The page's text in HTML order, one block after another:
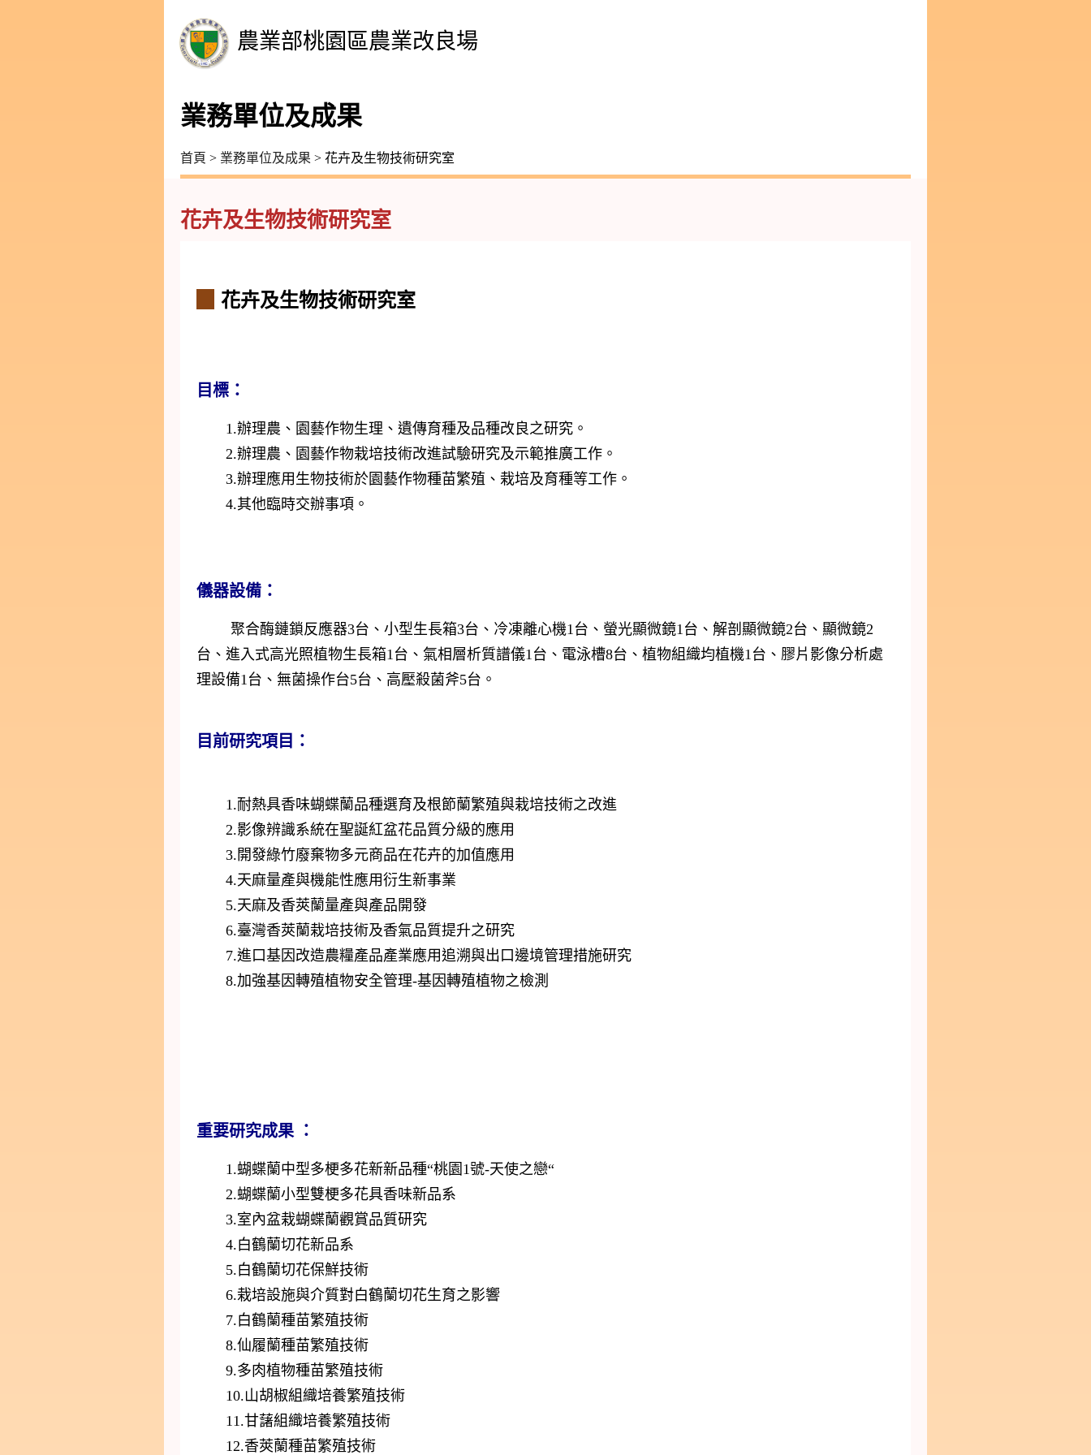
農業部桃園區農業改良場
業務單位及成果
首頁 > 業務單位及成果 > 花卉及生物技術研究室
花卉及生物技術研究室
花卉及生物技術研究室
目標：
1.辦理農、園藝作物生理、遺傳育種及品種改良之研究。
2.辦理農、園藝作物栽培技術改進試驗研究及示範推廣工作。
3.辦理應用生物技術於園藝作物種苗繁殖、栽培及育種等工作。
4.其他臨時交辦事項。
儀器設備：
聚合酶鏈鎖反應器3台、小型生長箱3台、冷凍離心機1台、螢光顯微鏡1台、解剖顯微鏡2台、顯微鏡2
台、進入式高光照植物生長箱1台、氣相層析質譜儀1台、電泳槽8台、植物組織均植機1台、膠片影像分析處
理設備1台、無菌操作台5台、高壓殺菌斧5台。
目前研究項目：
1.耐熱具香味蝴蝶蘭品種選育及根節蘭繁殖與栽培技術之改進
2.影像辨識系統在聖誕紅盆花品質分級的應用
3.開發綠竹廢棄物多元商品在花卉的加值應用
4.天麻量產與機能性應用衍生新事業
5.天麻及香莢蘭量產與產品開發
6.臺灣香莢蘭栽培技術及香氣品質提升之研究
7.進口基因改造農糧產品產業應用追溯與出口邊境管理措施研究
8.加強基因轉殖植物安全管理-基因轉殖植物之檢測
重要研究成果 ：
1.蝴蝶蘭中型多梗多花新新品種“桃園1號-天使之戀“
2.蝴蝶蘭小型雙梗多花具香味新品系
3.室內盆栽蝴蝶蘭觀賞品質研究
4.白鶴蘭切花新品系
5.白鶴蘭切花保鮮技術
6.栽培設施與介質對白鶴蘭切花生育之影響
7.白鶴蘭種苗繁殖技術
8.仙履蘭種苗繁殖技術
9.多肉植物種苗繁殖技術
10.山胡椒組織培養繁殖技術
11.甘藷組織培養繁殖技術
12.香莢蘭種苗繁殖技術